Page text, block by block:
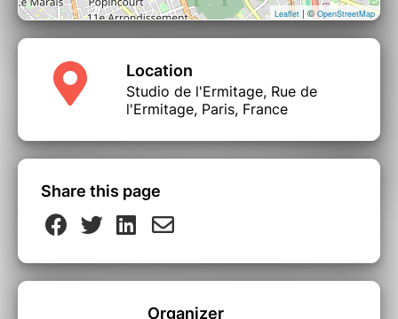
Leaflet | © OpenStreetMap
Location
Studio de l'Ermitage, Rue de
l'Ermitage, Paris, France
Share this page
Organizer